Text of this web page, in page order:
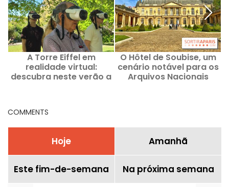
A Torre Eiffel em
realidade virtual:
descubra neste verão a
O Hôtel de Soubise, um
cenário notável para os
Arquivos Nacionais
COMMENTS
Hoje Amanhã
Este fim-de-semana Na próxima semana